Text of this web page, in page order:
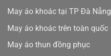
May áo khoác tại TP Đà Nẵng
May áo khoác trên toàn quốc
May áo thun đồng phục